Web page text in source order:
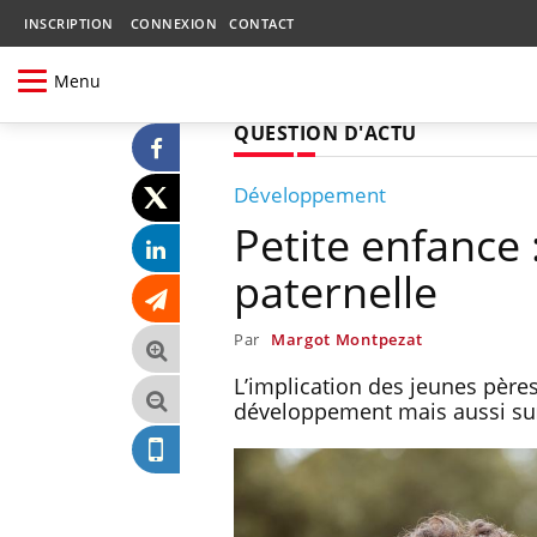
INSCRIPTION CONNEXION CONTACT
Menu
QUESTION D'ACTU
Développement
Petite enfance
paternelle
Par Margot Montpezat
L’implication des jeunes
développement mais aussi